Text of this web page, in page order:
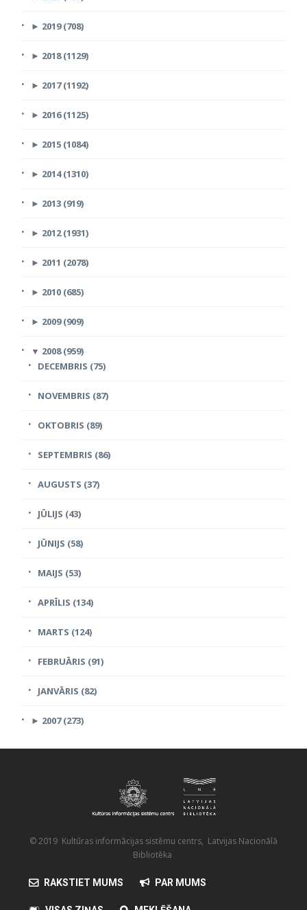
► 2019 (708)
► 2018 (1129)
► 2017 (1192)
► 2016 (1125)
► 2015 (1084)
► 2014 (1310)
► 2013 (919)
► 2012 (1931)
► 2011 (2078)
► 2010 (685)
► 2009 (909)
▼ 2008 (959)
DECEMBRIS (75)
NOVEMBRIS (87)
OKTOBRIS (89)
SEPTEMBRIS (86)
AUGUSTS (37)
JŪLIJS (43)
JŪNIJS (58)
MAIJS (53)
APRĪLIS (134)
MARTS (124)
FEBRUĀRIS (91)
JANVĀRIS (82)
► 2007 (273)
© 2019 Kultūras informācijas sistēmu centrs, Latvijas Nacionālā
Bibliotēka
RAKSTIET MUMS PAR MUMS